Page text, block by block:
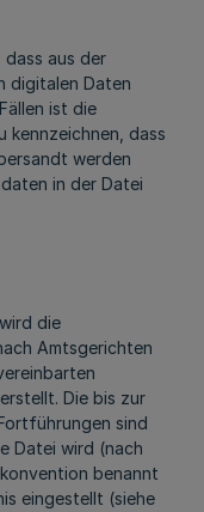
aus der
digitalen Daten
ist die
kennzeichnen, dass
werden
in der Datei
die
Amtsgerichten
Die bis zur
sind
Datei wird (nach
benannt
eingestellt (siehe